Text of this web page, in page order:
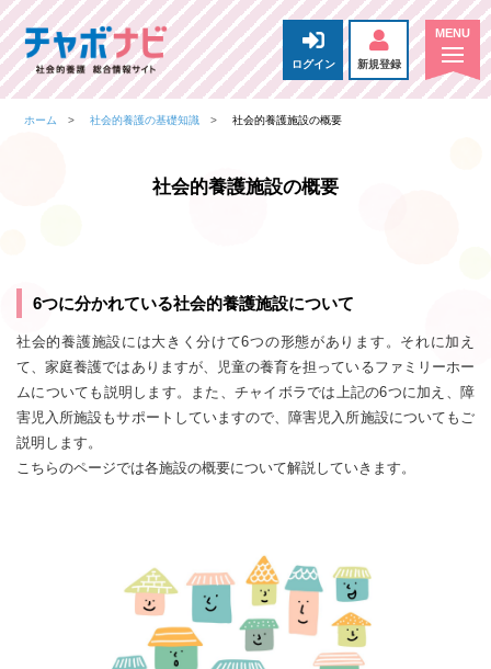
ログイン 新規登録
ホーム 社会的養護の基礎知識 社会的養護施設の概要
社会的養護施設の概要
6つに分かれている社会的養護施設について
社会的養護施設には大きく分けて6つの形態があります。それに加え
て、家庭養護ではありますが、児童の養育を担っているファミリーホー
ムについても説明します。また、チャイボラでは上記の6つに加え、障
害児入所施設もサポートしていますので、障害児入所施設についてもご
説明します。
こちらのページでは各施設の概要について解説していきます。